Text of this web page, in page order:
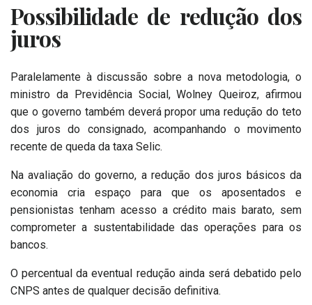
Possibilidade de redução dos
juros
Paralelamente à discussão sobre a nova metodologia, o
ministro da Previdência Social, Wolney Queiroz, afirmou
que o governo também deverá propor uma redução do teto
dos juros do consignado, acompanhando o movimento
recente de queda da taxa Selic.
Na avaliação do governo, a redução dos juros básicos da
economia cria espaço para que os aposentados e
pensionistas tenham acesso a crédito mais barato, sem
comprometer a sustentabilidade das operações para os
bancos.
O percentual da eventual redução ainda será debatido pelo
CNPS antes de qualquer decisão definitiva.